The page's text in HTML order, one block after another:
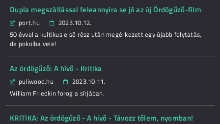
Dupla megszállással feleannyira se jó az új Ördögűző-film
port.hu
2023.10.12.
50 évvel a kultikus első rész után megérkezett egy újabb folytatás,
de pokolba vele!
Az ördögűző: A hívő - Kritika
puliwood.hu
2023.10.11.
William Friedkin forog a sírjában.
KRITIKA: Az ördögűző - A hívő - Távozz tőlem, nyomban!